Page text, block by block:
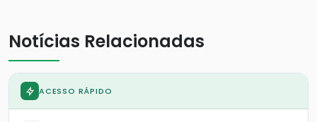
Notícias Relacionadas
ACESSO RÁPIDO